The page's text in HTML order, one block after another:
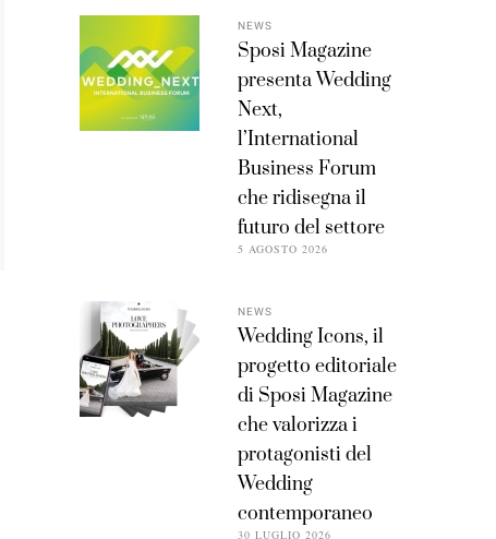
NEWS
Sposi Magazine
presenta Wedding
Next,
l’International
Business Forum
che ridisegna il
futuro del settore
5 AGOSTO 2026
NEWS
Wedding Icons, il
progetto editoriale
di Sposi Magazine
che valorizza i
protagonisti del
Wedding
contemporaneo
30 LUGLIO 2026